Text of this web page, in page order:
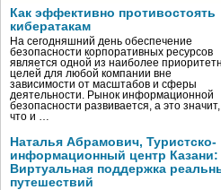
Как эффективно противостоять
кибератакам
На сегодняшний день обеспечение
безопасности корпоративных ресурсов
является одной из наиболее
целей для любой компании вне
зависимости от масштабов и сферы
деятельности. Рынок информационной
безопасности развивается, а это значит,
что и …
Наталья Абрамович, Туристско-
информационный центр Казани:
Виртуальная поддержка
путешествий